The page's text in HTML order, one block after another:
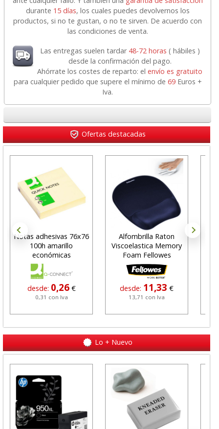
durante 15 días, los cuales puedes devolvernos los
productos, si no te gustan, o no te sirven. De acuerdo con
las condiciones de venta.
Las entregas suelen tardar 48-72 horas ( hábiles )
desde la confirmación del pago.
Ahórrate los costes de reparto: elenvío es gratuito
para cualquier pedido que supere el mínimo de 69Euros +
Iva.
Ofertas destacadas
Notas adhesivas 76x76
100h amarillo
económicas
desde: 0,26 €
0,31 con Iva
Alfombrilla Raton
Viscoelastica Memory
Foam Fellowes
desde: 11,33 €
13,71 con Iva
Lo + Nuevo